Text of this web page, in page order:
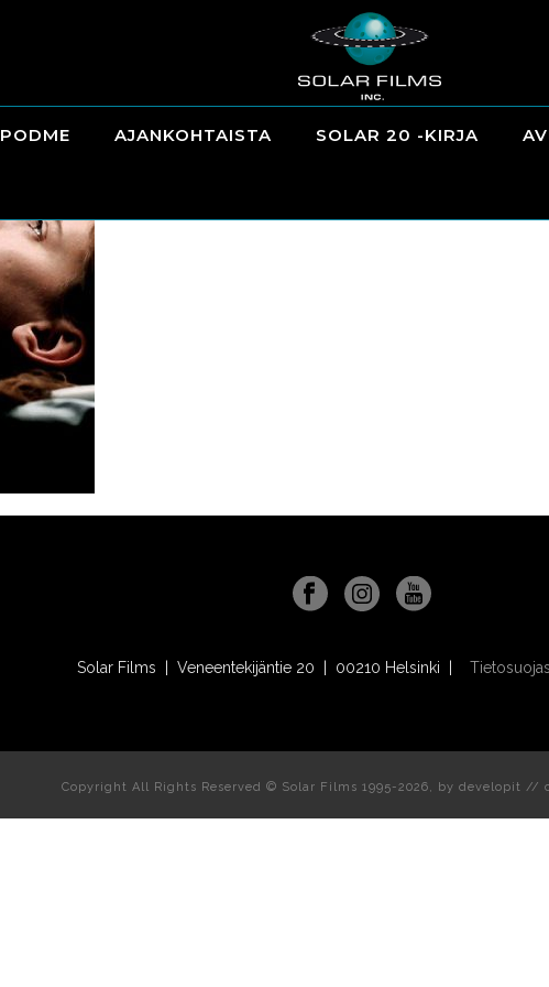
PODME AJANKOHTAISTA SOLAR 20 -KIRJA
Solar Films | Veneentekijäntie 20 | 00210 Helsinki |
Copyright All Rights Reserved © Solar Films 1995-2026, by developit //